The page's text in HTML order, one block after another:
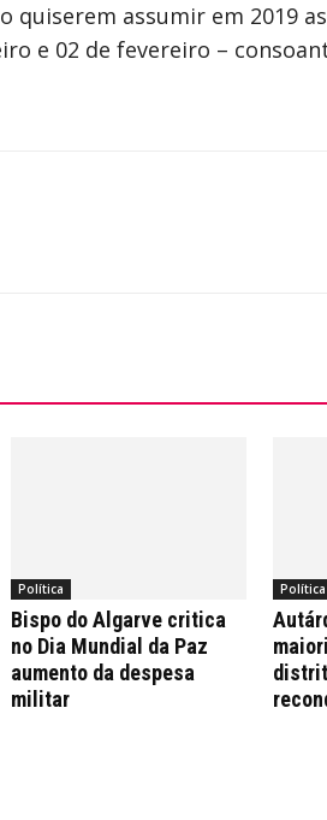
assumir em 2019
e 02 de fevereiro –
Política
Bispo do Algarve critica
no Dia Mundial da Paz
aumento da despesa
militar
Política